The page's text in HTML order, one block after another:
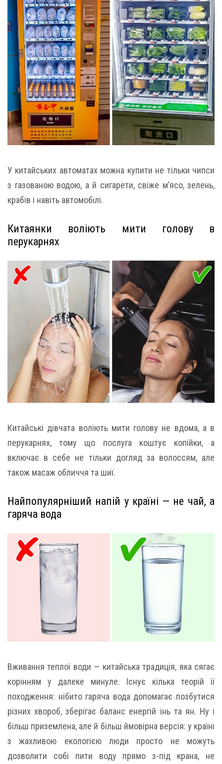
У китайських автоматах можна купити не тільки чипси
з газованою водою, а й сигарети, свіже м’ясо, зелень,
крабів і навіть автомобілі.
Китаянки воліють мити голову в
перукарнях
Китайські дівчата воліють мити голову не вдома, а в
перукарнях, тому що послуга коштує копійки, а
включає в себе не тільки догляд за волоссям, але
також масаж обличчя та шиї.
Найпопулярніший напій у країні — не чай, а
гаряча вода
Вживання теплої води — китайська традиція, яка сягає
корінням у далеке минуле. Існує кілька теорій її
походження: нібито гаряча вода допомагає позбутися
різних хвороб, зберігає баланс енергій інь та ян. Ну і
більш приземлена, але й більш ймовірна версія: у країні
з жахливою екологією люди просто не можуть
дозволити собі пити воду прямо з-під крана, не